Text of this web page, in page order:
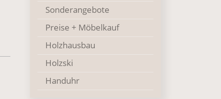
Sonderangebote
Preise + Möbelkauf
Holzhausbau
Holzski
Handuhr